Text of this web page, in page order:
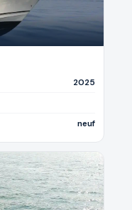
2025
neuf